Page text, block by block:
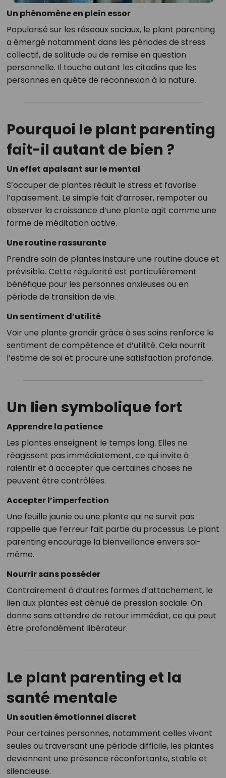
Un phénomène en plein essor
Popularisé sur les réseaux sociaux, le plant parenting
a émergé notamment dans les périodes de stress
collectif, de solitude ou de remise en question
personnelle. Il touche autant les citadins que les
personnes en quête de reconnexion à la nature.
Pourquoi le plant parenting
fait-il autant de bien ?
Un effet apaisant sur le mental
S’occuper de plantes réduit le stress et favorise
l’apaisement. Le simple fait d’arroser, rempoter ou
observer la croissance d’une plante agit comme une
forme de méditation active.
Une routine rassurante
Prendre soin de plantes instaure une routine douce et
prévisible. Cette régularité est particulièrement
bénéfique pour les personnes anxieuses ou en
période de transition de vie.
Un sentiment d’utilité
Voir une plante grandir grâce à ses soins renforce le
sentiment de compétence et d’utilité. Cela nourrit
l’estime de soi et procure une satisfaction profonde.
Un lien symbolique fort
Apprendre la patience
Les plantes enseignent le temps long. Elles ne
réagissent pas immédiatement, ce qui invite à
ralentir et à accepter que certaines choses ne
peuvent être contrôlées.
Accepter l’imperfection
Une feuille jaunie ou une plante qui ne survit pas
rappelle que l’erreur fait partie du processus. Le plant
parenting encourage la bienveillance envers soi-
même.
Nourrir sans posséder
Contrairement à d’autres formes d’attachement, le
lien aux plantes est dénué de pression sociale. On
donne sans attendre de retour immédiat, ce qui peut
être profondément libérateur.
Le plant parenting et la
santé mentale
Un soutien émotionnel discret
Pour certaines personnes, notamment celles vivant
seules ou traversant une période difficile, les plantes
deviennent une présence réconfortante, stable et
silencieuse.